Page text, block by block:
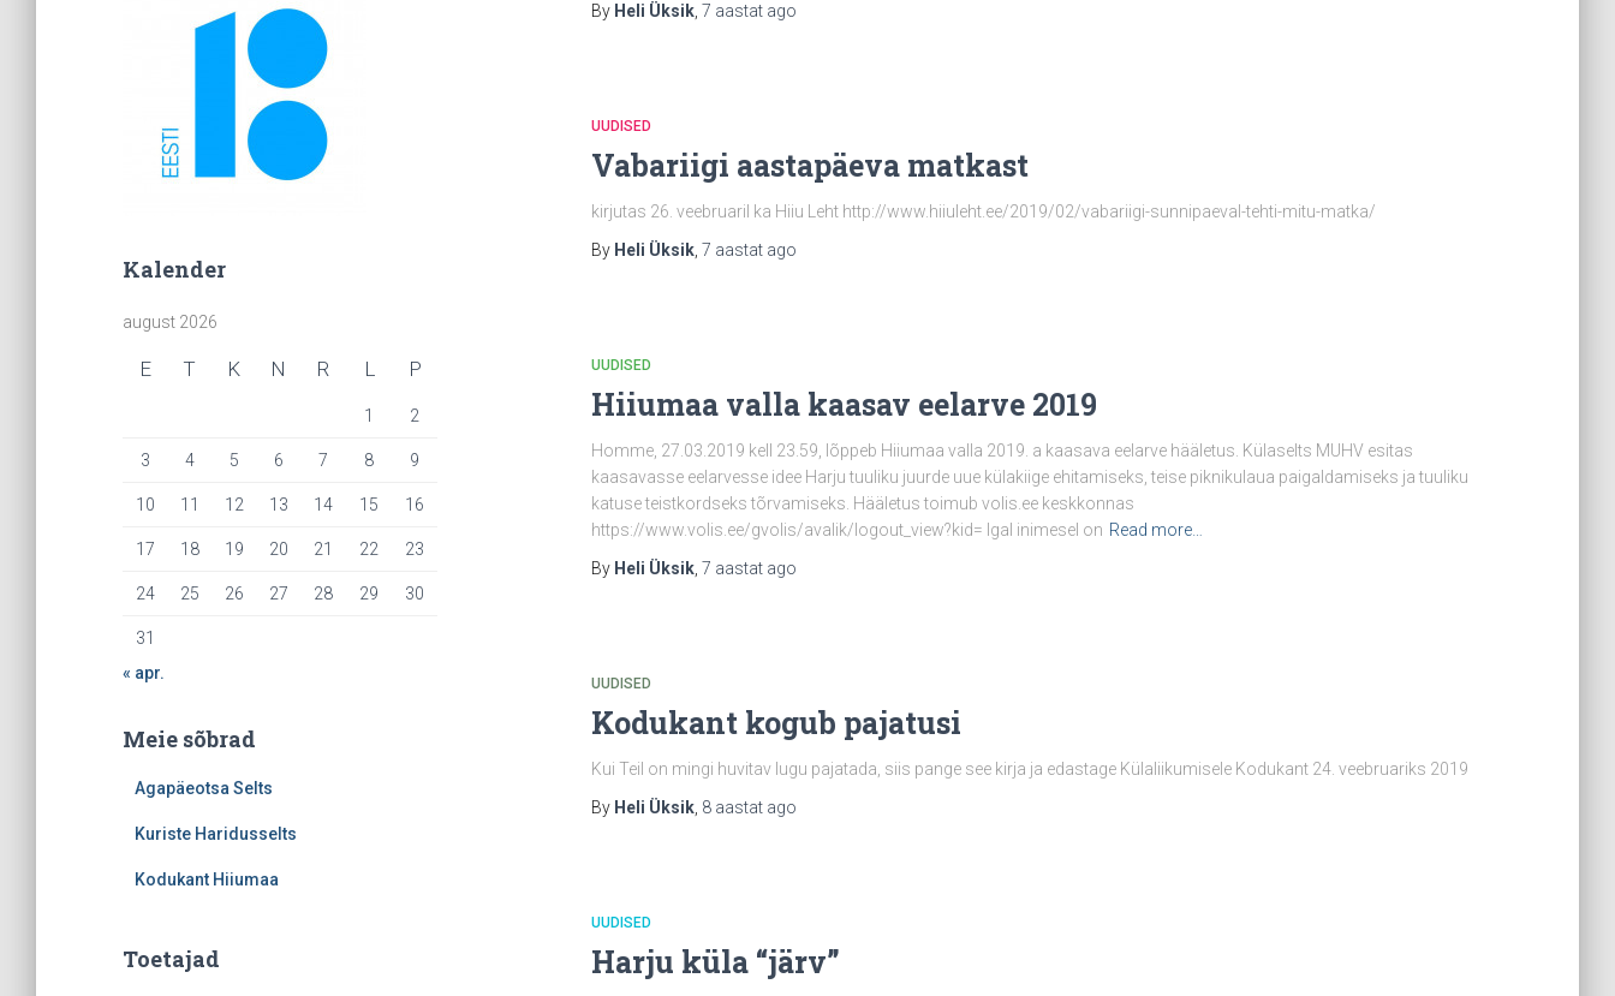
Kalender
august 2026
E T K N R L P
1 2
3 4 5 6 7 8 9
10 11 12 13 14 15 16
17 18 19 20 21 22 23
24 25 26 27 28 29 30
31
« apr.
Meie sõbrad
Agapäeotsa Selts
Kuriste Haridusselts
Kodukant Hiiumaa
Toetajad
By Heli Üksik 7 aastat ago
UUDISED
Vabariigi aastapäeva matkast
kirjutas 26. veebruaril ka Hiiu Leht http://www.hiiuleht.ee/2019/02/vabariigi-sunnipaeval-tehti-mitu-matka/
By Heli Üksik 7 aastat ago
UUDISED
Hiiumaa valla kaasav eelarve 2019
Homme, 27.03.2019 kell 23.59, lõppeb Hiiumaa valla 2019. a kaasava eelarve hääletus. Külaselts MUHV esitas
kaasavasse eelarvesse idee Harju tuuliku juurde uue külakiige ehitamiseks, teise piknikulaua paigaldamiseks ja tuuliku
katuse teistkordseks tõrvamiseks. Hääletus toimub volis.ee keskkonnas
https://www.volis.ee/gvolis/avalik/logout_view?kid= Igal inimesel on Read more…
By Heli Üksik 7 aastat ago
UUDISED
Kodukant kogub pajatusi
Kui Teil on mingi huvitav lugu pajatada, siis pange see kirja ja edastage Külaliikumisele Kodukant 24. veebruariks 2019
By Heli Üksik 8 aastat ago
UUDISED
Harju küla “järv”